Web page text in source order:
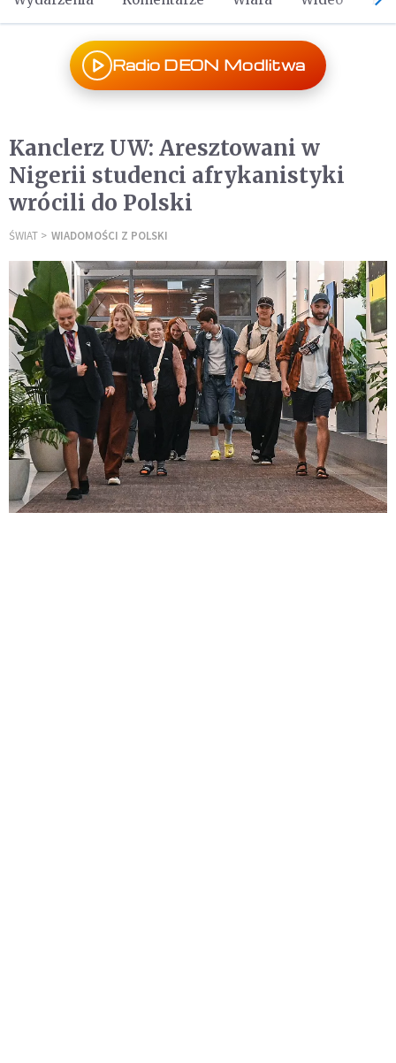
Radio DEON Modlitwa
Kanclerz UW: Aresztowani w
Nigerii studenci afrykanistyki
wrócili do Polski
ŚWIAT WIADOMOŚCI Z POLSKI